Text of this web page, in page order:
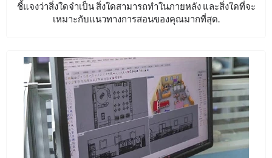
ชี้แจงว่าสิ่งใดจำเป็น สิ่งใดสามารถทำในภายหลัง และสิ่งใดที่จะ
เหมาะกับแนวทางการสอนของคุณมากที่สุด.